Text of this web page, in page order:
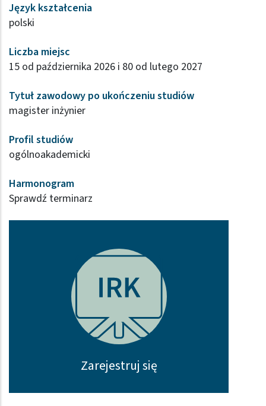
Język kształcenia
polski
Liczba miejsc
15 od października 2026 i 80 od lutego 2027
Tytuł zawodowy po ukończeniu studiów
magister inżynier
Profil studiów
ogólnoakademicki
Harmonogram
Sprawdź terminarz
Zarejestruj się